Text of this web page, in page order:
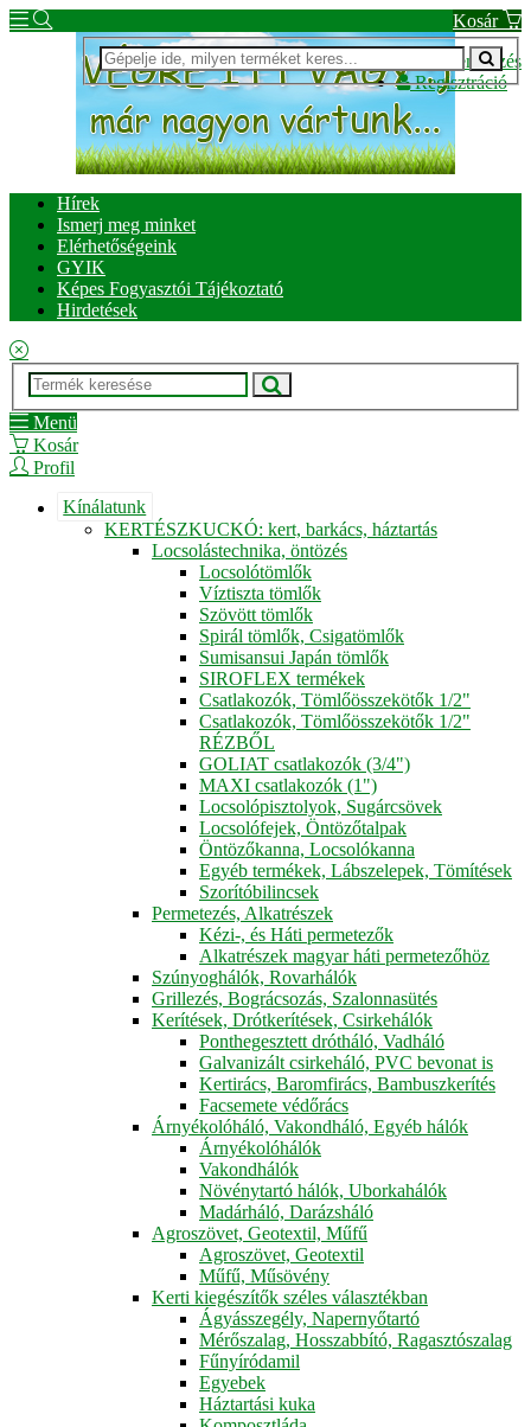
Kosár
Bejelentkezés
Regisztráció
Hírek
Ismerj meg minket
Elérhetőségeink
GYIK
Képes Fogyasztói Tájékoztató
Hirdetések
Menü
Kosár
Profil
Kínálatunk
KERTÉSZKUCKÓ: kert, barkács, háztartás
Locsolástechnika, öntözés
Locsolótömlők
Víztiszta tömlők
Szövött tömlők
Spirál tömlők, Csigatömlők
Sumisansui Japán tömlők
SIROFLEX termékek
Csatlakozók, Tömlőösszekötők 1/2"
Csatlakozók, Tömlőösszekötők 1/2"
RÉZBŐL
GOLIAT csatlakozók (3/4")
MAXI csatlakozók (1")
Locsolópisztolyok, Sugárcsövek
Locsolófejek, Öntözőtalpak
Öntözőkanna, Locsolókanna
Egyéb termékek, Lábszelepek, Tömítések
Szorítóbilincsek
Permetezés, Alkatrészek
Kézi-, és Háti permetezők
Alkatrészek magyar háti permetezőhöz
Szúnyoghálók, Rovarhálók
Grillezés, Bográcsozás, Szalonnasütés
Kerítések, Drótkerítések, Csirkehálók
Ponthegesztett drótháló, Vadháló
Galvanizált csirkeháló, PVC bevonat is
Kertirács, Baromfirács, Bambuszkerítés
Facsemete védőrács
Árnyékolóháló, Vakondháló, Egyéb hálók
Árnyékolóhálók
Vakondhálók
Növénytartó hálók, Uborkahálók
Madárháló, Darázsháló
Agroszövet, Geotextil, Műfű
Agroszövet, Geotextil
Műfű, Műsövény
Kerti kiegészítők széles választékban
Ágyásszegély, Napernyőtartó
Mérőszalag, Hosszabbító, Ragasztószalag
Fűnyíródamil
Egyebek
Háztartási kuka